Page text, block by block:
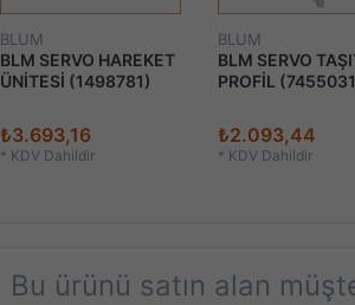
BLUM
BLM SERVO HAREKET
ÜNİTESİ (1498781)
₺3.693,16
* KDV Dahildir
BLUM
BLM SERVO
PROFİL
₺2.093,44
* KDV Dahildir
Bu ürünü satın alan